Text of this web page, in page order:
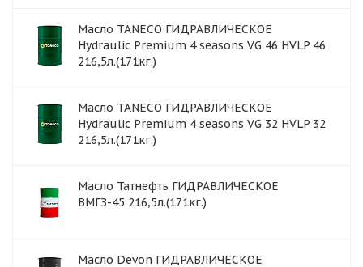
Масло TANECO ГИДРАВЛИЧЕСКОЕ
Hydraulic Premium 4 seasons VG 46 HVLP 46
216,5л.(171кг.)
Масло TANECO ГИДРАВЛИЧЕСКОЕ
Hydraulic Premium 4 seasons VG 32 HVLP 32
216,5л.(171кг.)
Масло Татнефть ГИДРАВЛИЧЕСКОЕ
ВМГЗ-45 216,5л.(171кг.)
Масло Devon ГИДРАВЛИЧЕСКОЕ